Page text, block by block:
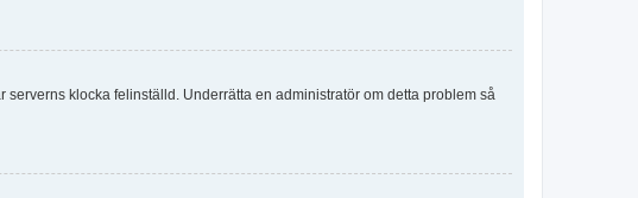
klocka felinställd. Underrätta en administratör om detta problem så